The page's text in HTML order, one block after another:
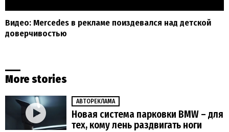
Видео: Mercedes в рекламе поиздевался над детской
доверчивостью
More stories
АВТОРЕКЛАМА
Новая система парковки BMW – для
тех, кому лень раздвигать ноги